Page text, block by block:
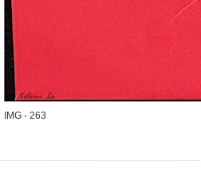
IMG - 263